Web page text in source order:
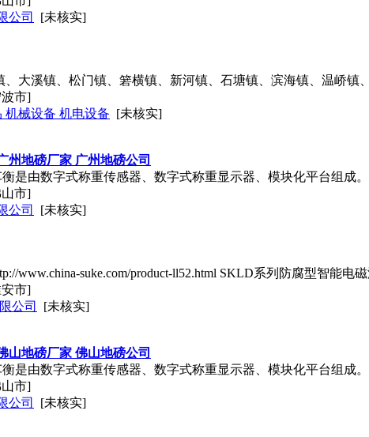
公司
[未核实]
、大溪镇、松门镇、箬横镇、新河镇、石塘镇、滨海镇、温峤镇
市]
机械设备 机电设备 [未核实]
州地磅厂家 广州地磅公司
是由数字式称重传感器、数字式称重显示器、模块化平台组成
市]
公司
[未核实]
www.china-suke.com/product-ll52.html SKLD系列防腐型智能电
市]
公司
[未核实]
山地磅厂家 佛山地磅公司
是由数字式称重传感器、数字式称重显示器、模块化平台组成
市]
公司
[未核实]